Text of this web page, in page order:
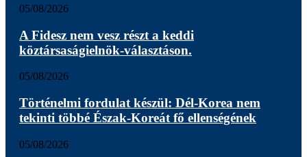
05/08/2026
A Fidesz nem vesz részt a keddi
köztársaságielnök-választáson.
05/08/2026
Történelmi fordulat készül: Dél-Korea nem
tekinti többé Észak-Koreát fő ellenségének
05/08/2026